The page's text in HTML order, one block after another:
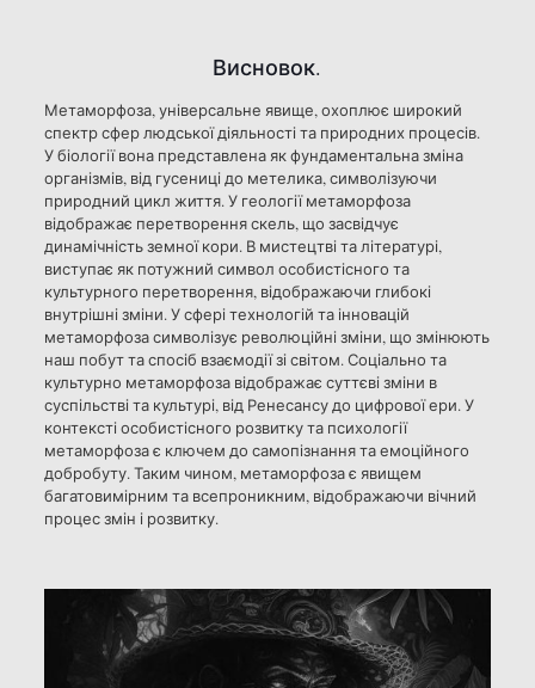
Висновок.
Метаморфоза, універсальне явище, охоплює широкий
спектр сфер людської діяльності та природних процесів.
У біології вона представлена як фундаментальна зміна
організмів, від гусениці до метелика, символізуючи
природний цикл життя. У геології метаморфоза
відображає перетворення скель, що засвідчує
динамічність земної кори. В мистецтві та літературі,
виступає як потужний символ особистісного та
культурного перетворення, відображаючи глибокі
внутрішні зміни. У сфері технологій та інновацій
метаморфоза символізує революційні зміни, що змінюють
наш побут та спосіб взаємодії зі світом. Соціально та
культурно метаморфоза відображає суттєві зміни в
суспільстві та культурі, від Ренесансу до цифрової ери. У
контексті особистісного розвитку та психології
метаморфоза є ключем до самопізнання та емоційного
добробуту. Таким чином, метаморфоза є явищем
багатовимірним та всепроникним, відображаючи вічний
процес змін і розвитку.